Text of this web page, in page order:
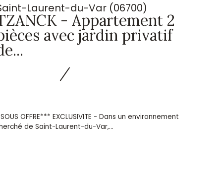
Laurent-du-Var (06700)
- Appartement 2
avec jardin privatif
OFFRE*** EXCLUSIVITE - Dans un environnement
de Saint-Laurent-du-Var,...